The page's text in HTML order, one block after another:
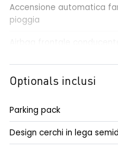
Accensione automatica
pioggia
Airbag laterali a tendina
Alzacristalli elettrici
Alzacristallo elettrico
Assistenza al
Optionals inclusi
Parking pack
Design cerchi in lega